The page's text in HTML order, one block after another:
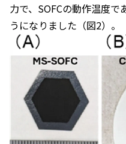
力で、SOFCの動作温度
うになりました（図2）。